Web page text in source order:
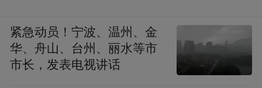
紧急动员！宁波、温州、金
华、舟山、台州、丽水等市
市长，发表电视讲话